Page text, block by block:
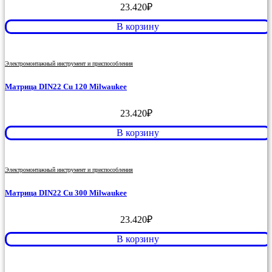
23.420₽
В корзину
Электромонтажный инструмент и приспособления
Матрица DIN22 Cu 120 Milwaukee
23.420₽
В корзину
Электромонтажный инструмент и приспособления
Матрица DIN22 Cu 300 Milwaukee
23.420₽
В корзину